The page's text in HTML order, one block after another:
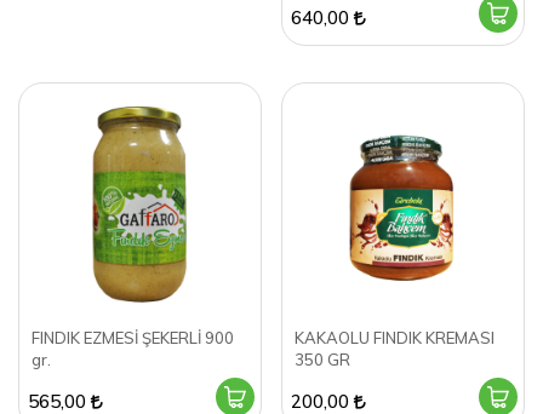
640,00
FINDIK EZMESİ ŞEKERLİ 900
gr.
565,00
KAKAOLU FINDIK KREMASI
350 GR
200,00